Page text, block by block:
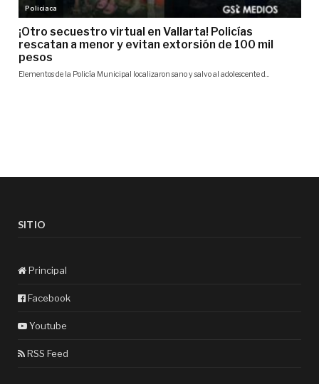
SITIO
Principal
Facebook
Youtube
RSS Feed